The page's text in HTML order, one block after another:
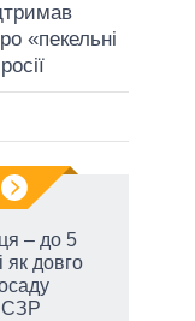
«пекельні
– до 5
як довго
СЗР